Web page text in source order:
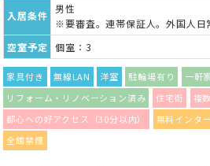
入居条件
男性
※要審査。連帯保証人。外国人日
空室予定
個室：3
家具付き 無線LAN 洋室 駐輪場有り
一軒家
リフォーム・リノベーション済み
住宅街 複
都心への好アクセス（30分以内）
無料インタ
全館禁煙